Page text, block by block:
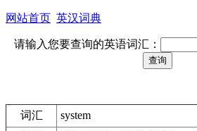
网站首页 英汉词典
请输入您要查询的英语词汇：
词汇
system